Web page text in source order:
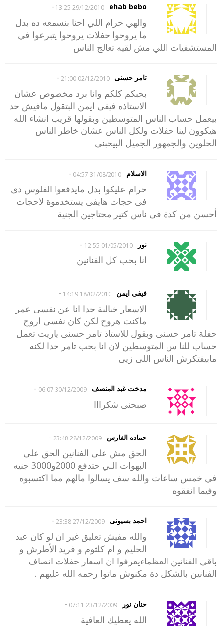
ehab bebo
29/12/2010 13:25
-
والهي حرام اللي احنا بنسمعه ده بدل
ما يروحوا حفلات يروحوا يتبرعوا في
المستشفيات اللي مش لقيه تعالج الناس
تامر حسنى 02/12/2010 21:00
-
بحبكم كلكم وانا برد مخصوص عشان
الاستاذه فيفى ايمن البتقول مافيش حد
بيعمل حساب الناس المتوسطين وبقولها قريب انشاء الله
هيكوون لينا حفلات ولكل الناس عشان خاطر الناس
الحلوين والجمهور الجميل البيحبنى
الاسلام 31/08/2010 04:57
-
حرام عليكوا بدل مايدفعوا الفلوس دى
فى حجات هايفى يستخدموة لاحجات
أحسن من كدة فى ناس كتير محتاجين الجنية
نور 01/05/2010 12:55
-
انا بحب كل الفنانين
فيفى ايمن 18/02/2010 14:19
-
الاسعار خيالية جدا انا عن نفسى عمر
ماكنت هروح لكن كان نفسى اروح
حفلة تامر حسنى وبقول للاستاذ تامر حسنى ياريت تعمل
حساب للنا س المتوسطين لان انا بحب تامر جدا لكنه
مابيفتكرش الناس اللى زيى
مدخت غبد المنصف 30/12/2009 06:07
-
صبحنى شكرااا
حماده الفارس 28/12/2009 23:48
-
الحق مش على الفنانين الحق على
البهوات اللي حتدفع 2000و3000 جنيه
في خمس ساعات والله سف يسالوا مالهم مما اكتسبوه
وفيما انفقوه
احمد بسيونى 27/12/2009 23:38
-
والله مفيش تعليق غير ان لو كان عبد
الحليم و ام كلثوم و فريد الأطرش و
باقى الفنانين العظماءيعرفوا ان اسعار حفلات انصاف
الفنانين بالشكل دة مكنوش ماتوا رحمه الله عليهم .
حنان نور 23/12/2009 07:11
-
الله يعطيك العافية